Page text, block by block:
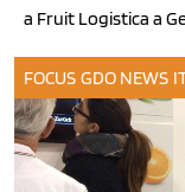
a Fruit Logistica a
FOCUS GDO NEWS